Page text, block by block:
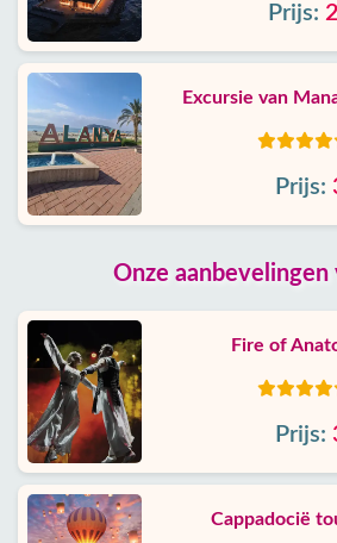
Prijs:
Excursie van
Prijs:
Onze aanbevelingen
Fire of
Prijs:
Cappadocië